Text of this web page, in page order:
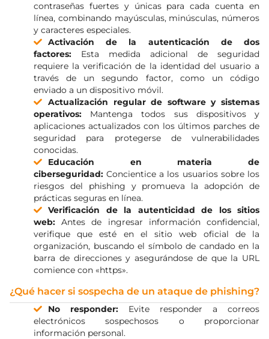
contraseñas fuertes y únicas para cada cuenta en
línea, combinando mayúsculas, minúsculas, números
y caracteres especiales.
Activación de la autenticación de dos
factores: Esta medida adicional de seguridad
requiere la verificación de la identidad del usuario a
través de un segundo factor, como un código
enviado a un dispositivo móvil.
Actualización regular de software y sistemas
operativos: Mantenga todos sus dispositivos y
aplicaciones actualizados con los últimos parches de
seguridad para protegerse de vulnerabilidades
conocidas.
Educación en materia de
ciberseguridad: Concientice a los usuarios sobre los
riesgos del phishing y promueva la adopción de
prácticas seguras en línea.
Verificación de la autenticidad de los sitios
web: Antes de ingresar información confidencial,
verifique que esté en el sitio web oficial de la
organización, buscando el símbolo de candado en la
barra de direcciones y asegurándose de que la URL
comience con «https».
¿Qué hacer si sospecha de un ataque de phishing?
No responder: Evite responder a correos
electrónicos sospechosos o proporcionar
información personal.